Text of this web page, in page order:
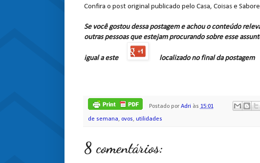
Confira o post original publicado pelo Casa, Coisas e
Se você gostou dessa postagem e achou o conteúdo
outras pessoas que estejam procurando sobre esse
igual a este localizado no final da postagem
Postado por Adri às 15:01
de semana, ovos, utilidades
8 comentários: